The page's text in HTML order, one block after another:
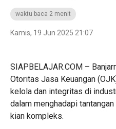
waktu baca 2 menit
Kamis, 19 Jun 2025 21:07
SIAPBELAJAR.COM –
Otoritas Jasa Keuangan
kelola dan integritas di
dalam menghadapi
kian kompleks.